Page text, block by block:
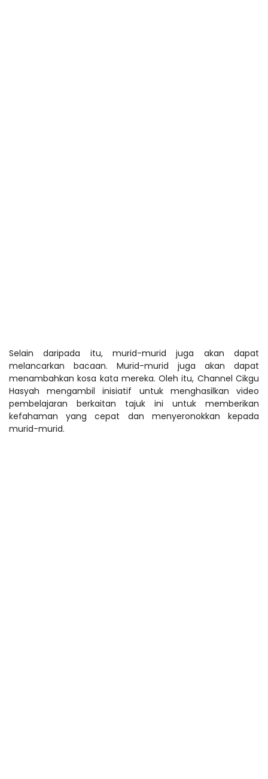
Selain daripada itu, murid-murid juga akan dapat
melancarkan bacaan. Murid-murid juga akan dapat
menambahkan kosa kata mereka. Oleh itu, Channel Cikgu
Hasyah mengambil inisiatif untuk menghasilkan video
pembelajaran berkaitan tajuk ini untuk memberikan
kefahaman yang cepat dan menyeronokkan kepada
murid-murid.